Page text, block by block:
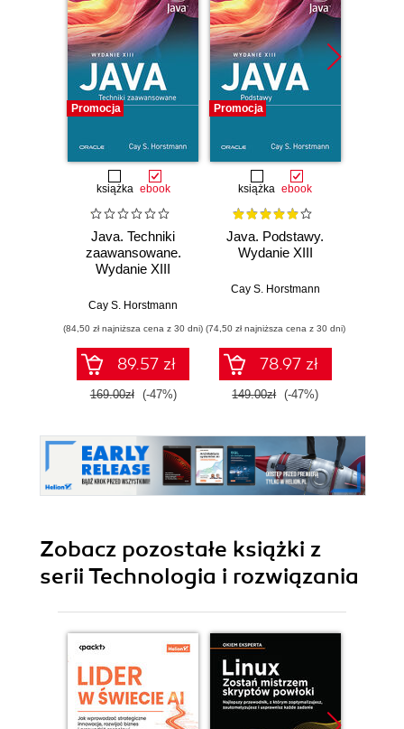
Promocja
książka ebook
Java. Techniki
zaawansowane.
Wydanie XIII
Cay S. Horstmann
(84,50 zł najniższa cena z 30 dni)
89.57 zł
169.00zł (-47%)
Promocja
książka ebook
Java. Podstawy.
Wydanie XIII
Cay S. Horstmann
(74,50 zł najniższa cena z 30 dni)
78.97 zł
149.00zł (-47%)
Zobacz pozostałe książki z
serii Technologia i rozwiązania